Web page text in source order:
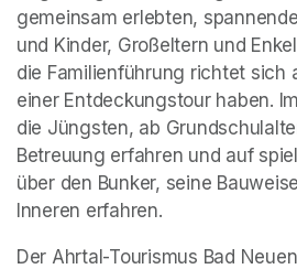
gemeinsam erlebten,
und Kinder, Großeltern und
die Familienführung richtet sich
einer Entdeckungstour haben.
die Jüngsten, ab
Betreuung erfahren und auf
über den Bunker, seine
Inneren erfahren.
Der Ahrtal-Tourismus Bad